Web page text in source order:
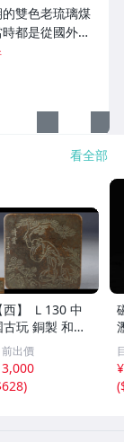
雙色老琉璃煤
都是從國外進
誰家都有的-57
看全部
西】 Ｌ130 中
古玩 銅製 和興
彫 蓋物 唐物
前出價
)
(